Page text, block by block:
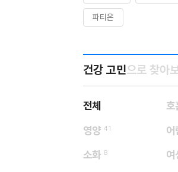
파티온
건강 고민으로 찾아
전체 호
영양 41 어
소화 8 여